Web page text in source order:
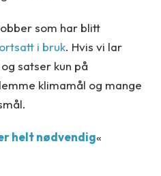
som har blitt
i bruk. Hvis vi lar
satser kun på
klimamål og mange
helt nødvendig«